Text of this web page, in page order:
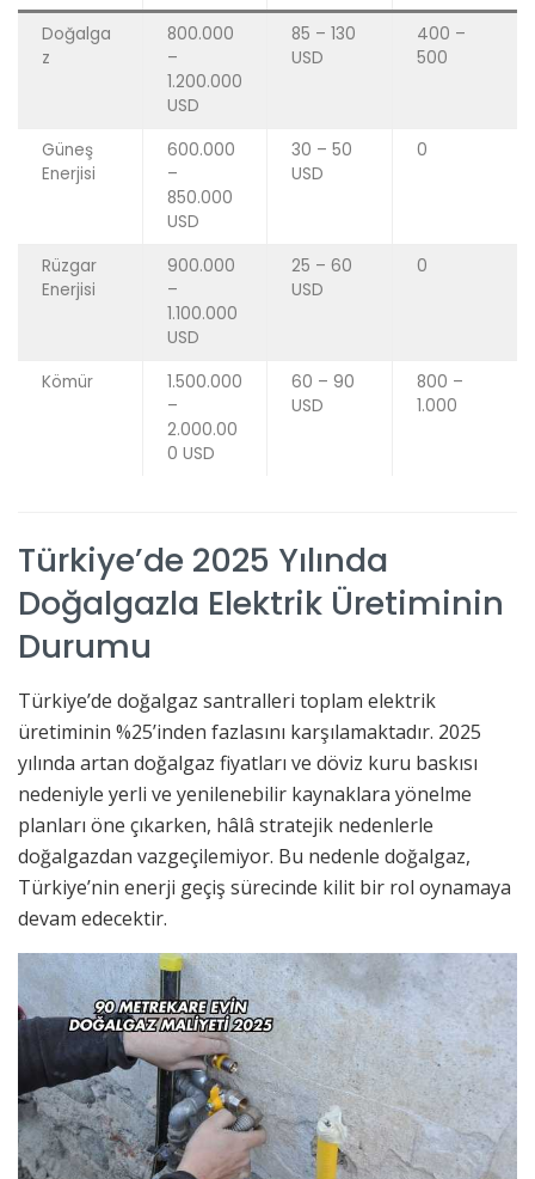
Doğalga
z
800.000
–
1.200.000
USD
85 – 130
USD
400 –
500
Güneş
Enerjisi
600.000
–
850.000
USD
30 – 50
USD
0
Rüzgar
Enerjisi
900.000
–
1.100.000
USD
25 – 60
USD
0
Kömür
1.500.000
–
2.000.00
0 USD
60 – 90
USD
800 –
1.000
Türkiye’de 2025 Yılında
Doğalgazla Elektrik Üretiminin
Durumu
Türkiye’de doğalgaz santralleri toplam elektrik
üretiminin %25’inden fazlasını karşılamaktadır. 2025
yılında artan doğalgaz fiyatları ve döviz kuru baskısı
nedeniyle yerli ve yenilenebilir kaynaklara yönelme
planları öne çıkarken, hâlâ stratejik nedenlerle
doğalgazdan vazgeçilemiyor. Bu nedenle doğalgaz,
Türkiye’nin enerji geçiş sürecinde kilit bir rol oynamaya
devam edecektir.